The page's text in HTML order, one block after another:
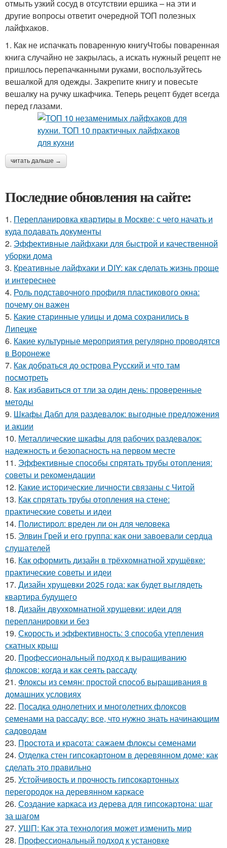
отмыть узкий сосуд в отсутствии ершика – на эти и
другие вопросы ответит очередной ТОП полезных
лайфхаков.
1. Как не испачкать поваренную книгуЧтобы поваренная
книга случайно не закрылась, а искать нужный рецепт не
пришлось перепачканными руками, воспользуйтесь
вешалкой для одежды. Закрепите книгу и повесьте
вешалку на ручку шкафчика. Теперь рецепт будет всегда
перед глазами.
читать дальше →
Последние обновления на сайте:
1. Перепланировка квартиры в Москве: с чего начать и
куда подавать документы
2. Эффективные лайфхаки для быстрой и качественной
уборки дома
3. Креативные лайфхаки и DIY: как сделать жизнь проще
и интереснее
4. Роль подставочного профиля пластикового окна:
почему он важен
5. Какие старинные улицы и дома сохранились в
Липецке
6. Какие культурные мероприятия регулярно проводятся
в Воронеже
7. Как добраться до острова Русский и что там
посмотреть
8. Как избавиться от тли за один день: проверенные
методы
9. Шкафы Дабл для раздевалок: выгодные предложения
и акции
10. Металлические шкафы для рабочих раздевалок:
надежность и безопасность на первом месте
11. Эффективные способы спрятать трубы отопления:
советы и рекомендации
12. Какие исторические личности связаны с Читой
13. Как спрятать трубы отопления на стене:
практические советы и идеи
14. Полистирол: вреден ли он для человека
15. Элвин Грей и его группа: как они завоевали сердца
слушателей
16. Как оформить дизайн в трёхкомнатной хрущёвке:
практические советы и идеи
17. Дизайн хрущевки 2025 года: как будет выглядеть
квартира будущего
18. Дизайн двухкомнатной хрущевки: идеи для
перепланировки и без
19. Скорость и эффективность: 3 способа утепления
скатных крыш
20. Профессиональный подход к выращиванию
флоксов: когда и как сеять рассаду
21. Флоксы из семян: простой способ выращивания в
домашних условиях
22. Посадка однолетних и многолетних флоксов
семенами на рассаду: все, что нужно знать начинающим
садоводам
23. Простота и красота: сажаем флоксы семенами
24. Отделка стен гипсокартоном в деревянном доме: как
сделать это правильно
25. Устойчивость и прочность гипсокартонных
перегородок на деревянном каркасе
26. Создание каркаса из дерева для гипсокартона: шаг
за шагом
27. УШП: Как эта технология может изменить мир
28. Профессиональный подход к установке